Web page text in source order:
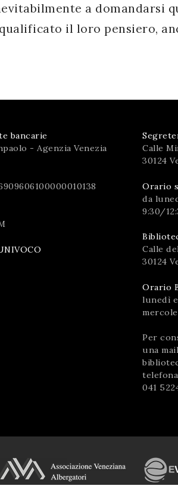
a domandarsi
il loro pensiero,
bancarie
- Agenzia Venezia
Calle
30124
Orario
da
9:30/
Calle
30124
Orario
lunedì
Per
una
041